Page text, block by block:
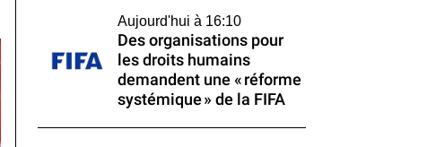
Aujourd'hui à 16:10
Des organisations pour
les droits humains
demandent une « réforme
systémique » de la FIFA